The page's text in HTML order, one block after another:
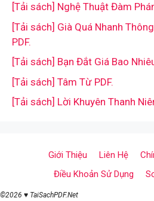
[Tải sách] Nghệ Thuật Đàm
[Tải sách] Già Quá Nhanh
PDF.
[Tải sách] Bạn Đắt Giá Bao
[Tải sách] Tâm Từ PDF.
[Tải sách] Lời Khuyên Thanh
Giới Thiệu Liên Hệ
Điều Khoản Sử Dụng
©2026 ♥ TaiSachPDF.Net